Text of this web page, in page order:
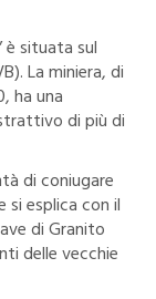
è situata sul
La miniera, di
ha una
di più di
di coniugare
si esplica con il
di Granito
delle vecchie